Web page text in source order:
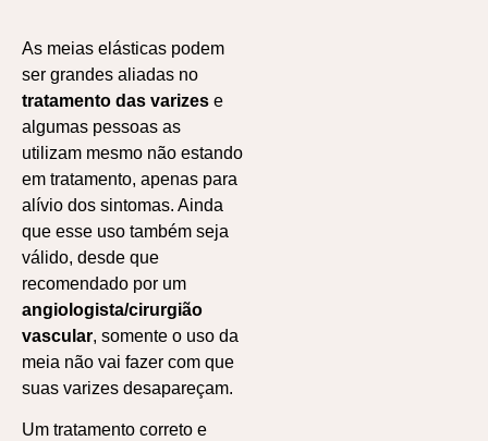
As meias elásticas podem
ser grandes aliadas no
tratamento das varizes e
algumas pessoas as
utilizam mesmo não estando
em tratamento, apenas para
alívio dos sintomas. Ainda
que esse uso também seja
válido, desde que
recomendado por um
angiologista/cirurgião
vascular, somente o uso da
meia não vai fazer com que
suas varizes desapareçam.
Um tratamento correto e